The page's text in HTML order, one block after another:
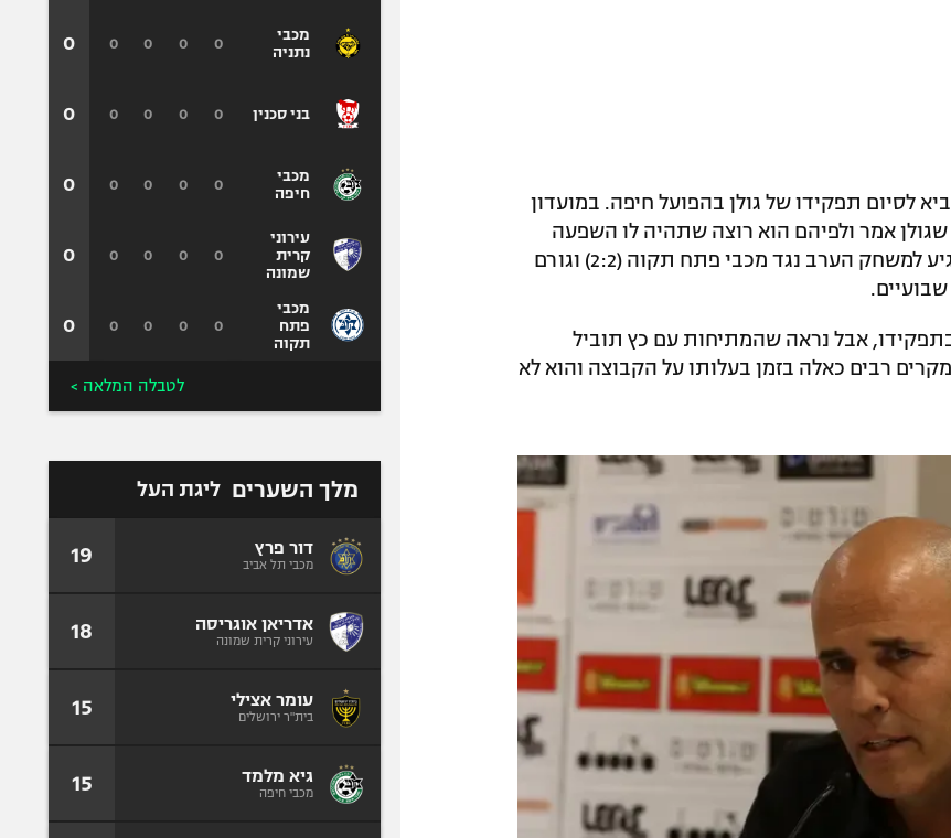
לסיום תפקידו של גולן בהפועל חיפה. במועדון
אמר ולפיהם הוא רוצה שתהיה לו השפעה
בחלק המקצועי. בעקבות המתיחות, גולן לא הגיע למשחק הערב נגד מכבי פתח תקוה (2:2) וגורם
אבל נראה שהמתיחות עם כץ תוביל
רבים כאלה בזמן בעלותו על הקבוצה והוא לא
מכבי
נתניה
בני סכנין
מכבי
חיפה
עירוני
קרית
שמונה
מכבי
פתח
תקוה
0
0
0
0
0
0
0
0
0
0
0
0
0
0
0
0
0
0
0
0
0
0
0
0
0
לטבלה המלאה >
מלך השערים ליגת העל
דור פרץ
מכבי תל אביב 19
אדריאן אוגריסה
עירוני קרית שמונה 18
עומר אצילי
בית"ר ירושלים 15
גיא מלמד
מכבי חיפה 15